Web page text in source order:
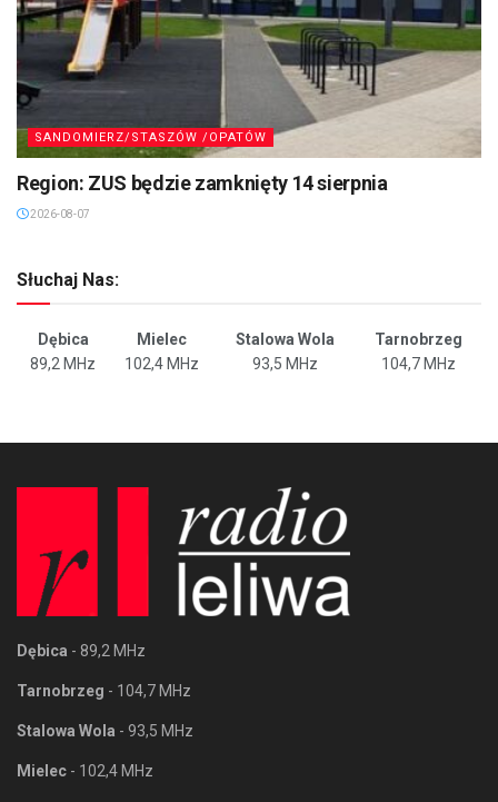
SANDOMIERZ/STASZÓW /OPATÓW
Region: ZUS będzie zamknięty 14 sierpnia
2026-08-07
Słuchaj Nas:
Dębica Mielec Stalowa Wola
Tarnobrzeg
89,2 MHz
102,4 MHz 93,5 MHz 104,7 MHz
Dębica - 89,2 MHz
Tarnobrzeg - 104,7 MHz
Stalowa Wola - 93,5 MHz
Mielec - 102,4 MHz